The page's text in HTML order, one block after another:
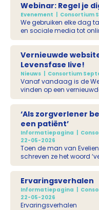
Webinar: Regel je
Evenement Consortium
We gebruiken elke dag
en sociale media tot
digitale kranten,
Spotify en Netflix. Maar
meer bent? En wat komt
de digitale zaken van
afhandelen? In dit
handvatten om je
inzicht in wat er na een
Vernieuwde
Levensfase live!
Nieuws Consortium
Vanaf vandaag is de
vinden op een
overzichtelijker en
patiënten, naasten én
informatie en
bovendien dat de regio
Wegwijzer heeft.
‘Als zorgverlener
een patiënt’
Informatiepagina
22-05-2026
Toen de man van
schreven ze het woord
hoopten vurig op lang
al snel van richting. De
ons gezin; niemand
twee jonge tieners.’ Ze
zorg, gericht op kwaliteit
Ervaringsverhalen
Informatiepagina
22-05-2026
Ervaringsverhalen